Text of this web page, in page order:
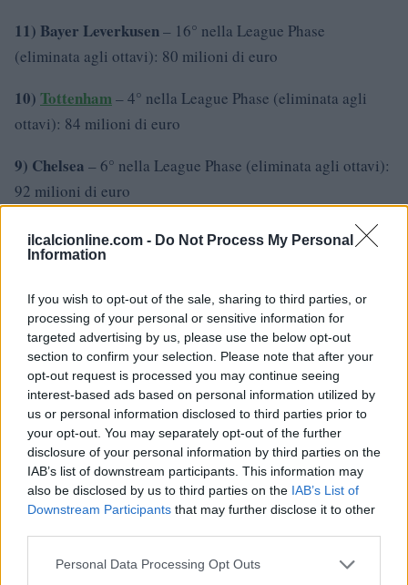
ilcalcionline.com - Do Not Process My Personal
Information
If you wish to opt-out of the sale, sharing to third parties, or
processing of your personal or sensitive information for
targeted advertising by us, please use the below opt-out
section to confirm your selection. Please note that after your
opt-out request is processed you may continue seeing
interest-based ads based on personal information utilized by
us or personal information disclosed to third parties prior to
your opt-out. You may separately opt-out of the further
disclosure of your personal information by third parties on the
IAB’s list of downstream participants. This information may
also be disclosed by us to third parties on the IAB’s List of
Downstream Participants that may further disclose it to other
Please note that this website/app uses one or more Google
Personal Data Processing Opt Outs
11) Bayer Leverkusen– 16° nella League Phase
(eliminata agli ottavi): 80 milioni di euro
10) Tottenham– 4° nella League Phase (eliminata agli
ottavi): 84 milioni di euro
9) Chelsea – 6° nella League Phase (eliminata agli ottavi):
92 milioni di euro
8) Manchester City – 8° nella League Phase (eliminata
agli ottavi): 97 milioni di euro
7) Barcellona– 5° nella League Phase (eliminata ai
quarti): 101,5 milioni di euro
6)Real Madrid– 9° nella League Phase (eliminata ai
quarti): 104,5 milioni di euro
5) Atletico Madrid– 14° nella League Phase (eliminata in
semifinale): 107,5 milioni di euro
4) Liverpool– 3° nella League Phase (eliminata ai quarti):
3) Bayern Monaco – 2° nella League Phase (eliminata in